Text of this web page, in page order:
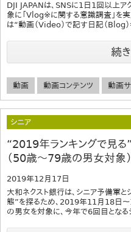
DJI JAPANは、SNSに1日1回以上
象に「Vlog※に関する意識調査」を実
は“動画（Video）で記す日記（Blog）
続
動画 動画コンテンツ 動画サ
シニア
“2019年ランキングで見る
（50歳～79歳の男女対象）
2019年12月17日
大和ネクスト銀行は、シニア予備軍
態”を探るため、2019年11月18日
の男女を対象に、今年で6回目となる